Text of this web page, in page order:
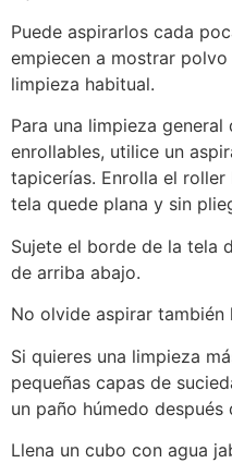
Puede aspirarlos cada
empiecen a mostrar
limpieza habitual.
Para una limpieza
enrollables, utilice un
tapicerías. Enrolla el
tela quede plana y sin
Sujete el borde de la tela
de arriba abajo.
No olvide aspirar
Si quieres una limpieza
pequeñas capas de
un paño húmedo después
Llena un cubo con agua